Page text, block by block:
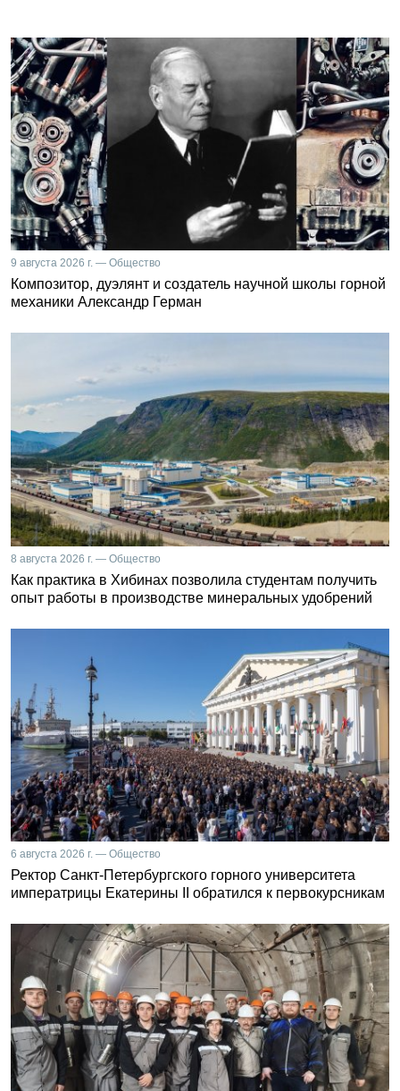
9 августа 2026 г. — Общество
Композитор, дуэлянт и создатель научной школы горной
механики Александр Герман
8 августа 2026 г. — Общество
Как практика в Хибинах позволила студентам получить
опыт работы в производстве минеральных удобрений
6 августа 2026 г. — Общество
Ректор Санкт-Петербургского горного университета
императрицы Екатерины II обратился к первокурсникам